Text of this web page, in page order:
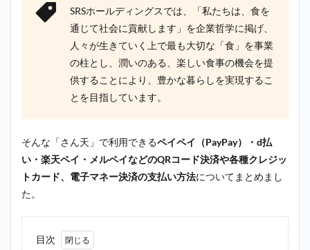
SRSホールディングスでは、「私たちは、食を
通じて社会に貢献します」を企業哲学に掲げ、
人々が生きていく上で最も大切な「食」を事業
の柱とし、潤いのある、楽しい食事の機会を提
供することにより、豊かな暮らしを実現するこ
とを目指しています。
そんな「さん天」で利用できるペイペイ（PayPay）・d払
い・楽天ペイ・メルペイなどのQRコード決済や各種クレジッ
トカード、電子マネー決済の支払い方法についてまとめまし
た。
目次